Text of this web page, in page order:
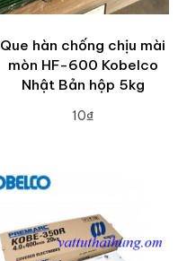
Que hàn chống chịu mài
mòn HF-600 Kobelco
Nhật Bản hộp 5kg
10₫